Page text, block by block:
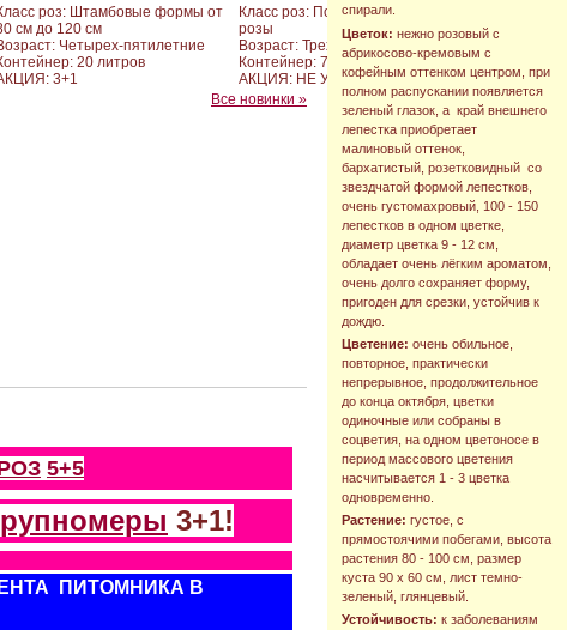
спирали.
Цветок: нежно розовый с
абрикосово-кремовым с
кофейным оттенком центром, при
полном распускании появляется
зеленый глазок, а край внешнего
лепестка приобретает
малиновый оттенок,
бархатистый, розетковидный со
звездчатой формой лепестков,
очень густомахровый, 100 - 150
лепестков в одном цветке,
диаметр цветка 9 - 12 см,
обладает очень лёгким ароматом,
очень долго сохраняет форму,
пригоден для срезки, устойчив к
дождю.
Цветение: очень обильное,
повторное, практически
непрерывное, продолжительное
до конца октября, цветки
одиночные или собраны в
соцветия, на одном цветоносе в
период массового цветения
насчитывается 1 - 3 цветка
одновременно.
Растение: густое, с
прямостоячими побегами, высота
растения 80 - 100 см, размер
куста 90 х 60 см, лист темно-
зеленый, глянцевый.
Устойчивость: к заболеваниям
роз: Штамбовые формы от
см до 120 см
Четырех-пятилетние
20 литров
3+1
Класс роз: Почвопокровные
розы
Возраст: Трехлетние
Контейнер: 7 литров
АКЦИЯ: НЕ УЧАСТВУЕТ
Все новинки »
5+5
3+1!
ПИТОМНИКА В